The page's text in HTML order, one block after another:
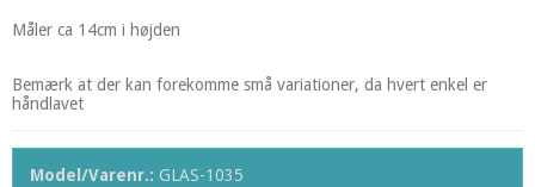
Måler ca 14cm i højden
Bemærk at der kan forekomme små variationer, da hvert enkel er
håndlavet
Model/Varenr.: GLAS-1035